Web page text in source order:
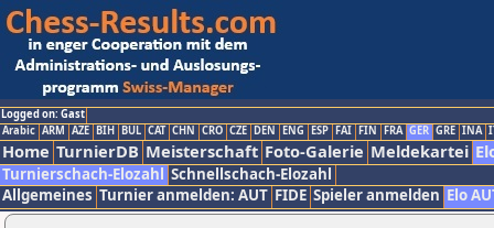
Logged on: Gast
Arabic ARM AZE BIH BUL CAT CHN CRO CZE DEN ENG ESP FAI FIN FRA GER GRE INA
Home TurnierDB Meisterschaft Foto-Galerie Meldekartei
Turnierschach-Elozahl Schnellschach-Elozahl
Allgemeines Turnier anmelden: AUT FIDE Spieler anmelden Elo